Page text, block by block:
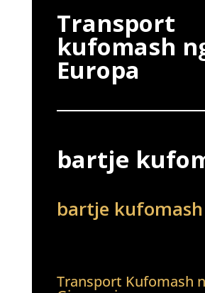
Transport
kufomash
Europa
bartje
bartje kufomash
Transport Kufomash